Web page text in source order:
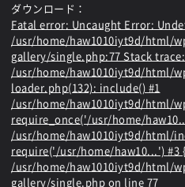
ダウンロード：
Fatal error: Uncaught Error:
/usr/home/haw1010iyt9d/html/
gallery/single.php:77 Stack
/usr/home/haw1010iyt9d/html/
loader.php(132): include() #1
/usr/home/haw1010iyt9d/html/
require_once('/usr/home/
/usr/home/haw1010iyt9d/html/
require('/usr/home/haw10...') #3
/usr/home/haw1010iyt9d/html/
gallery/single.php on line 77